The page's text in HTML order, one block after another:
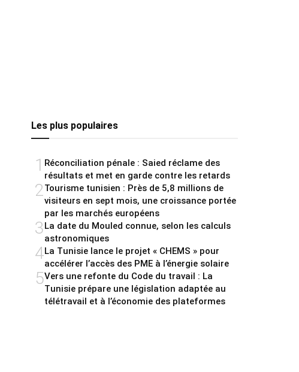
Les plus populaires
1 Réconciliation pénale : Saied réclame des
résultats et met en garde contre les retards
2Tourisme tunisien : Près de 5,8 millions de
visiteurs en sept mois, une croissance portée
par les marchés européens
3La date du Mouled connue, selon les calculs
astronomiques
4La Tunisie lance le projet « CHEMS » pour
accélérer l’accès des PME à l’énergie solaire
5Vers une refonte du Code du travail : La
Tunisie prépare une législation adaptée au
télétravail et à l’économie des plateformes